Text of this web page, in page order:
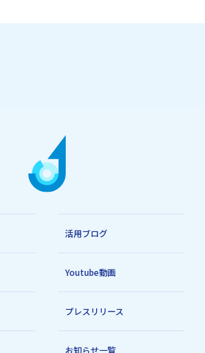
活用ブログ
Youtube動画
プレスリリース
お知らせ一覧